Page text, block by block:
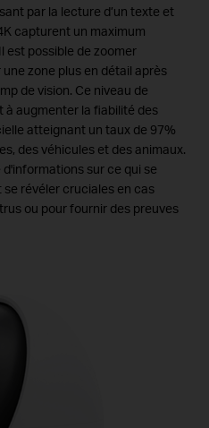
par la lecture d’un texte et
capturent un maximum
est possible de zoomer
zone plus en détail après
de vision. Ce niveau de
augmenter la fiabilité des
atteignant un taux de 97%
des véhicules et des animaux.
sur ce qui se
se révéler cruciales en cas
ou pour fournir des preuves